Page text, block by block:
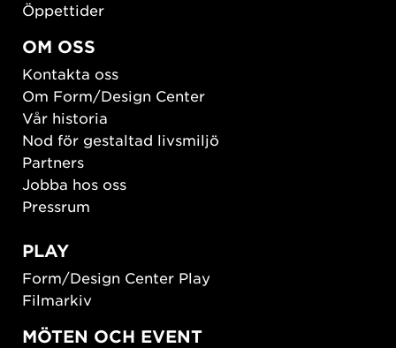
Öppettider
OM OSS
Kontakta oss
Om Form/Design Center
Vår historia
Nod för gestaltad livsmiljö
Partners
Jobba hos oss
Pressrum
PLAY
Form/Design Center Play
Filmarkiv
MÖTEN OCH EVENT